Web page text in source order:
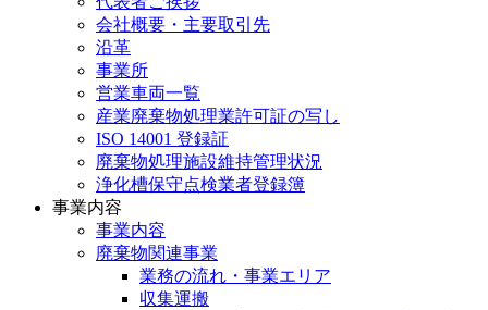
会社概要・主要取引先
沿革
事業所
営業車両一覧
産業廃棄物処理業許可証の写し
ISO 14001 登録証
廃棄物処理施設維持管理状況
浄化槽保守点検業者登録簿
事業内容
事業内容
廃棄物関連事業
業務の流れ・事業エリア
収集運搬